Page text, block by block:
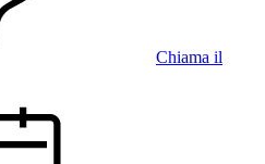
Chiama il